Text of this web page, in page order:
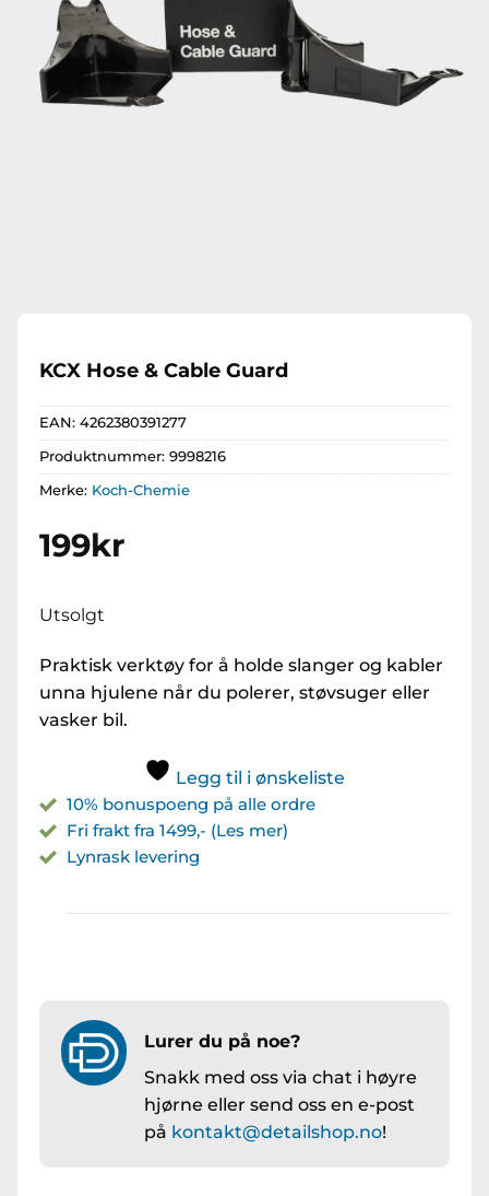
KCX Hose & Cable Guard
EAN: 4262380391277
Produktnummer: 9998216
Merke: Koch-Chemie
199kr
Utsolgt
Praktisk verktøy for å holde slanger og kabler
unna hjulene når du polerer, støvsuger eller
vasker bil.
Legg til i ønskeliste
10% bonuspoeng på alle ordre
Fri frakt fra 1499,- (Les mer)
Lynrask levering
Lurer du på noe?
Snakk med oss via chat i høyre
hjørne eller send oss en e-post
på kontakt@detailshop.no!